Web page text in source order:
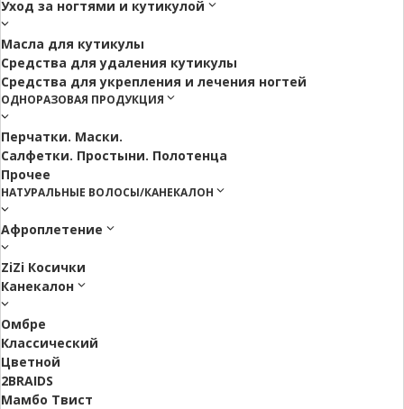
Уход за ногтями и кутикулой
Масла для кутикулы
Средства для удаления кутикулы
Средства для укрепления и лечения ногтей
ОДНОРАЗОВАЯ ПРОДУКЦИЯ
Перчатки. Маски.
Салфетки. Простыни. Полотенца
Прочее
НАТУРАЛЬНЫЕ ВОЛОСЫ/КАНЕКАЛОН
Афроплетение
ZiZi Косички
Канекалон
Омбре
Классический
Цветной
2BRAIDS
Мамбо Твист